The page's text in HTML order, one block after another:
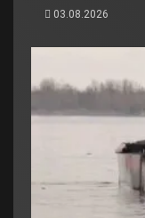
03.08.2026